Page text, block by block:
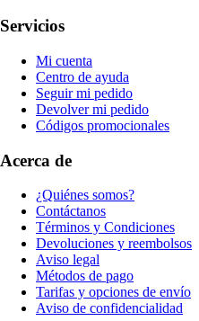
Servicios
Mi cuenta
Centro de ayuda
Seguir mi pedido
Devolver mi pedido
Códigos promocionales
Acerca de
¿Quiénes somos?
Contáctanos
Términos y Condiciones
Devoluciones y reembolsos
Aviso legal
Métodos de pago
Tarifas y opciones de envío
Aviso de confidencialidad